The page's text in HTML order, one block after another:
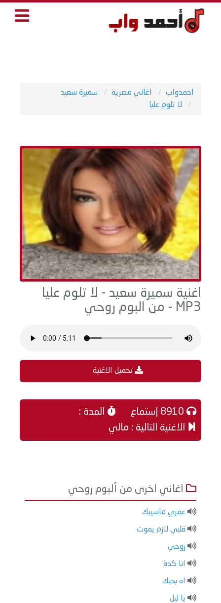
احمدواب اغاني مصرية
سميرة سعيد
لا تلوم عليا
اغنية سميرة سعيد - لا تلوم عليا
MP3 - من البوم روحي
تحميل الاغنية
المدة :
الاغنية التالية : مالي
اغاني اخرى من ألبوم روحي
عمري ماسيبك
قلبي لازم يموت
روحي
انا كدة
اه بحبك
يا ليل